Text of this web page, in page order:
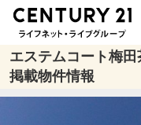
エステムコート梅
掲載物件情報